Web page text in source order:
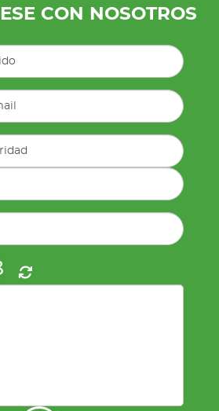
CON NOSOTROS